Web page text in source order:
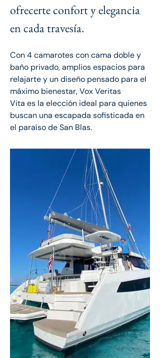
ofrecerte confort y elegancia
en cada travesía.
Con 4 camarotes con cama doble y
baño privado, amplios espacios para
relajarte y un diseño pensado para el
máximo bienestar, Vox Veritas
Vita es la elección ideal para quienes
buscan una escapada sofisticada en
el paraíso de San Blas.